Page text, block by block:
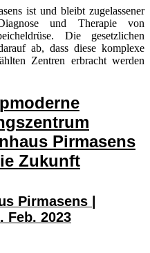
ist und bleibt zugelassener
und Therapie von
Die gesetzlichen
ab, dass diese komplexe
Zentren erbracht werden
Pirmasens
Zukunft
Pirmasens |
Feb. 2023